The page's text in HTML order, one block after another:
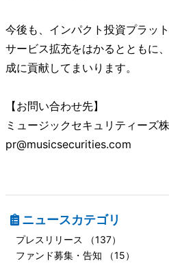
今後も、インパクト投資プラッ
サービス拡充をはかるとともに
成に貢献してまいります。
【お問い合わせ先】
ミュージックセキュリティーズ
pr@musicsecurities.com
ニュースカテゴリ
プレスリリース （137）
ファンド募集・告知 （15）